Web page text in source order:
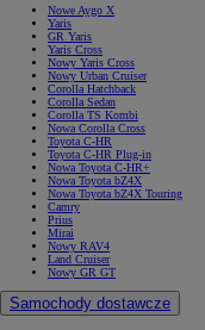
Nowe Aygo X
Yaris
GR Yaris
Yaris Cross
Nowy Yaris Cross
Nowy Urban Cruiser
Corolla Hatchback
Corolla Sedan
Corolla TS Kombi
Nowa Corolla Cross
Toyota C-HR
Toyota C-HR Plug-in
Nowa Toyota C-HR+
Nowa Toyota bZ4X
Nowa Toyota bZ4X Touring
Camry
Prius
Mirai
Nowy RAV4
Land Cruiser
Nowy GR GT
Samochody dostawcze